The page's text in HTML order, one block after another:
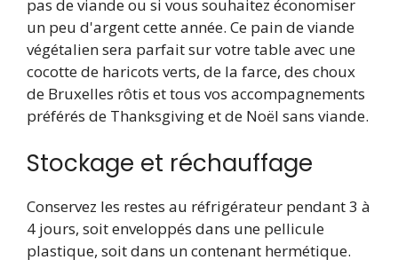
pas de viande ou si vous souhaitez économiser
un peu d'argent cette année. Ce pain de viande
végétalien sera parfait sur votre table avec une
cocotte de haricots verts, de la farce, des choux
de Bruxelles rôtis et tous vos accompagnements
préférés de Thanksgiving et de Noël sans viande.
Stockage et réchauffage
Conservez les restes au réfrigérateur pendant 3 à
4 jours, soit enveloppés dans une pellicule
plastique, soit dans un contenant hermétique.